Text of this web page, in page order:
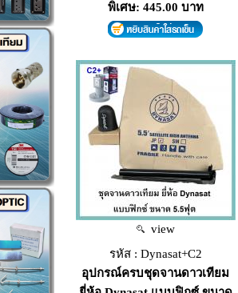
พิเศษ: 445.00 บาท
view
รหัส : Dynasat+C2
อุปกรณ์ครบชุดจานดาวเทียม